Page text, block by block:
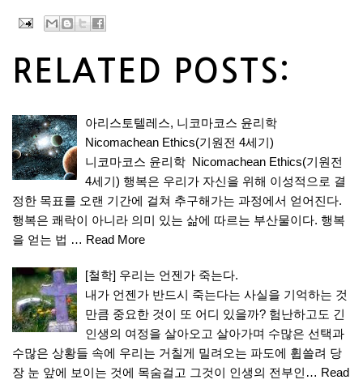
RELATED POSTS:
아리스토텔레스, 니코마코스 윤리학
Nicomachean Ethics(기원전 4세기)
니코마코스 윤리학 Nicomachean Ethics(기원전
4세기) 행복은 우리가 자신을 위해 이성적으로 결
정한 목표를 오랜 기간에 걸쳐 추구해가는 과정에서 얻어진다.
행복은 쾌락이 아니라 의미 있는 삶에 따르는 부산물이다. 행복
을 얻는 법 … Read More
[철학] 우리는 언젠가 죽는다.
내가 언젠가 반드시 죽는다는 사실을 기억하는 것
만큼 중요한 것이 또 어디 있을까? 험난하고도 긴
인생의 여정을 살아오고 살아가며 수많은 선택과
수많은 상황들 속에 우리는 거칠게 밀려오는 파도에 휩쓸려 당
장 눈 앞에 보이는 것에 목숨걸고 그것이 인생의 전부인… Read